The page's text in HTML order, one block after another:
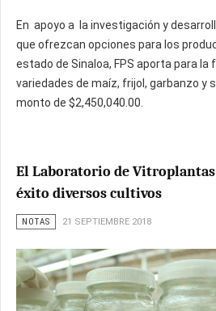
En apoyo a la investigación y
que ofrezcan opciones para los
estado de Sinaloa, FPS aporta para la
variedades de maíz, frijol, garbanzo y
monto de $2,450,040.00.
El Laboratorio de Vitroplantas
éxito diversos cultivos
NOTAS 21 SEPTIEMBRE 2018